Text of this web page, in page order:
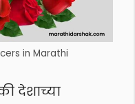
in Marathi
देशाच्या